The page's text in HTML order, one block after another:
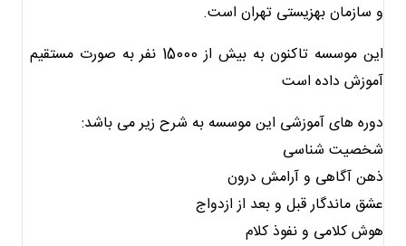
و سازمان بهزیستی تهران است.
این موسسه تاکنون به بیش از 15000 نفر به صورت مستقیم
آموزش داده است
دوره های آموزشی این موسسه به شرح زیر می باشد:
شخصیت شناسی
ذهن آگاهی و آرامش درون
عشق ماندگار قبل و بعد از ازدواج
هوش کلامی و نفوذ کلام